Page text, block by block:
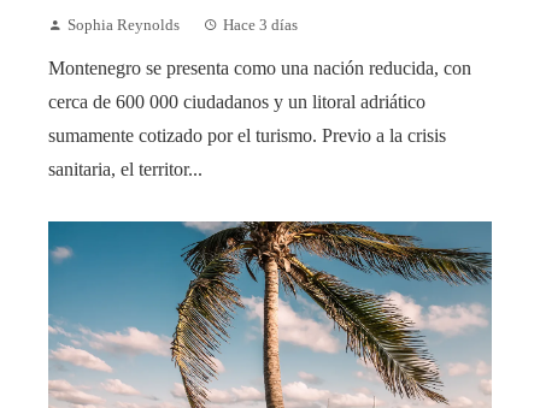
Sophia Reynolds Hace 3 días
Montenegro se presenta como una nación reducida, con
cerca de 600 000 ciudadanos y un litoral adriático
sumamente cotizado por el turismo. Previo a la crisis
sanitaria, el territor...